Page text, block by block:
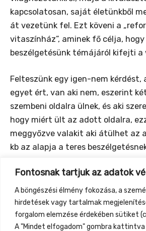
Fontosnak tartjuk az adatok
A böngészési élmény fokozása, a
hirdetések vagy tartalmak
forgalom elemzése érdekében sütiket
A "Mindet elfogadom" gombra
kapcsolatosan, saját életünkből
át vezetünk fel. Ezt köveni a
vitaszínház”, aminek fő célja, hogy
beszélgetésünk témájáról kifejti a
Felteszünk egy igen-nem kérdést,
egyet ért, van aki nem, eszerint
szembeni oldalra ülnek, és aki
hogy miért ült az adott oldalra,
meggyőzve valakit aki átülhet az
kb az alapja a teres
Témák: családi kommunikáció,
sok más is…
Várnak szeretettel a nagyszékelyi